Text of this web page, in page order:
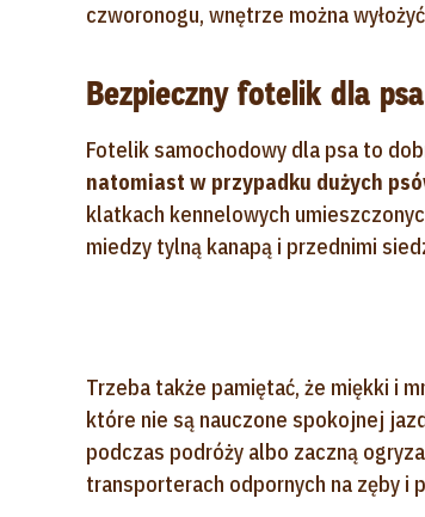
czworonogu, wnętrze można
Bezpieczny fotelik dla
Fotelik samochodowy dla psa to
natomiast w przypadku dużych
klatkach kennelowych
miedzy tylną kanapą i przednimi
Trzeba także pamiętać, że miękki i
które nie są nauczone spokojnej
podczas podróży albo zaczną
transporterach odpornych na zęby i